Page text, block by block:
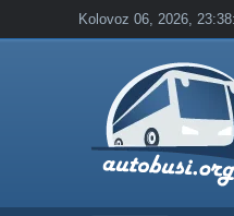
Kolovoz 06, 2026,